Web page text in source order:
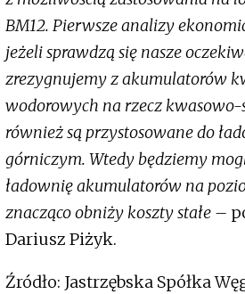
BM12. Pierwsze analizy
jeżeli sprawdzą się nasze
zrezygnujemy z akumulatorów
wodorowych na rzecz kwasowo-
również są przystosowane do
górniczym. Wtedy będziemy
ładownię akumulatorów na
znacząco obniży koszty stałe –
Dariusz Piżyk.
Źródło: Jastrzębska Spółka